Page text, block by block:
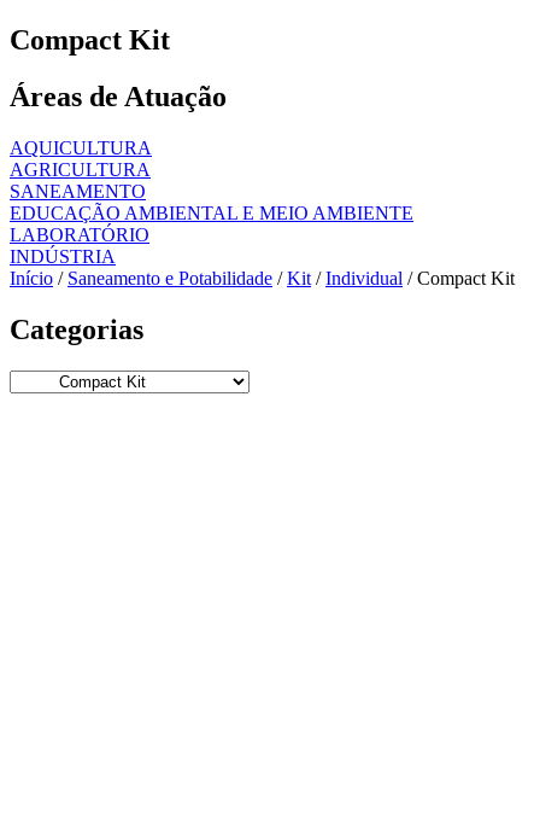
Compact Kit
Áreas de Atuação
AQUICULTURA
AGRICULTURA
SANEAMENTO
EDUCAÇÃO AMBIENTAL E MEIO AMBIENTE
LABORATÓRIO
INDÚSTRIA
Início / Saneamento e Potabilidade /Kit /Individual / Compact Kit
Categorias